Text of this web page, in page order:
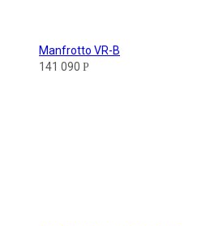
Manfrotto VR-B
141 090 Р